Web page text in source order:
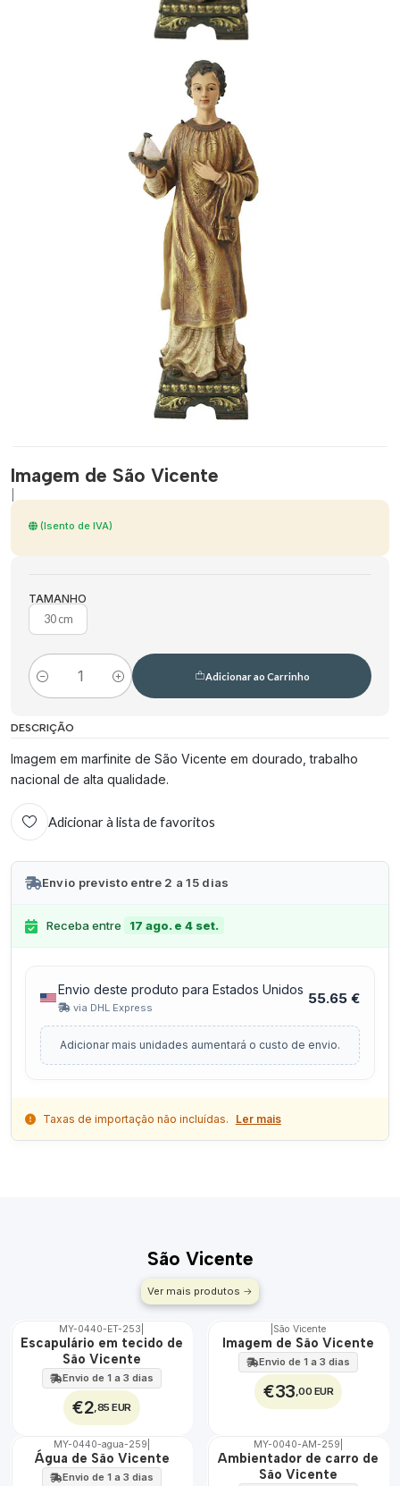
Imagem de São Vicente
(Isento de IVA)
TAMANHO
30 cm
Quantidade
Adicionar ao Carrinho
DESCRIÇÃO
Imagem em marfinite de São Vicente em dourado, trabalho
nacional de alta qualidade.
Adicionar à lista de favoritos
Envio previsto entre 2 a 15 dias
Receba entre 17 ago. e 4 set.
Envio deste produto para Estados Unidos
via DHL Express
55.65 €
Adicionar mais unidades aumentará o custo de envio.
Taxas de importação não incluídas. Ler mais
São Vicente
Ver mais produtos
🇵🇹
ÁGUA
MY-0440-ET-253
Escapulário em tecido de
São Vicente
Envio de 1 a 3 dias
€2 ,85 EUR
🇵🇹
100%
São Vicente
Imagem de São Vicente
Envio de 1 a 3 dias
€33 ,00 EUR
🇵🇹
100%
MY-0440-agua-259
Água de São Vicente
Envio de 1 a 3 dias
🇵🇹
MY-0040-AM-259
Ambientador de carro de
São Vicente